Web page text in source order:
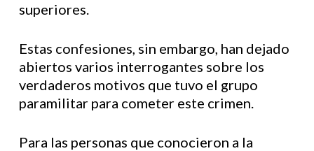
superiores.
Estas confesiones, sin embargo, han dejado
abiertos varios interrogantes sobre los
verdaderos motivos que tuvo el grupo
paramilitar para cometer este crimen.
Para las personas que conocieron a la